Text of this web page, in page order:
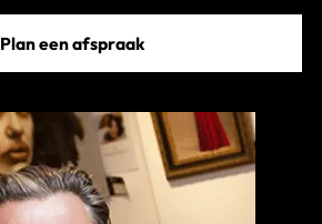
Plan een afspraak